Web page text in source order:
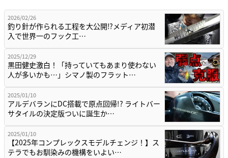
2026/02/26
釣り針が作られる工程を大公開⁉メディア初潜
入で世界一のフック工…
2025/12/29
黒田健史激白！「持っていてもあまり使わない
人が多いかも…」シマノ製のフラット…
2025/01/10
アルデバランにDC搭載で原点回帰!? ライトバー
サタイルの決定版ついに誕生か…
2025/01/10
【2025年コンプレックスモデルチェンジ！】ス
テラでもお馴染みの機構をいよい…